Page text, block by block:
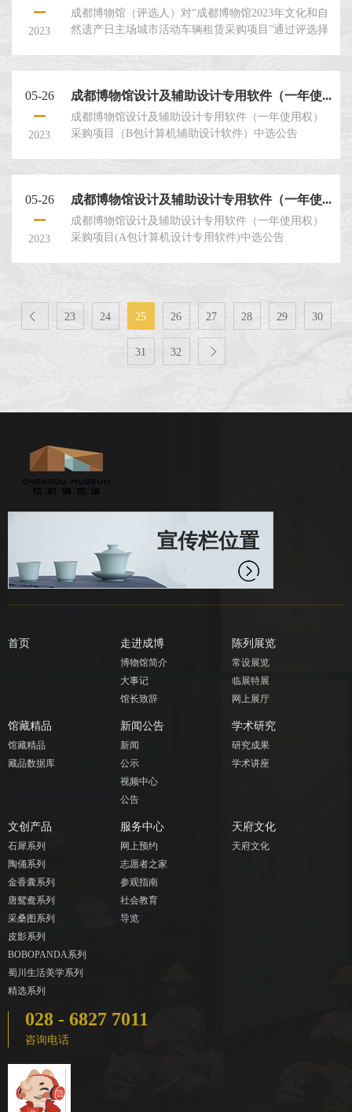
概况及要求”。评选申请人须对本项目的内容应作出实
质性响应并对评选文件要求的全部内容进行报价。
2023
成都博物馆（评选人）对“成都博物馆2023年文化和自
然遗产日主场城市活动车辆租赁采购项目”通过评选择
然遗产日主场城市活动车辆租赁采购项目。三、项目
情况：具体内容见本评选文件第四章：“项目概况及要
求”。
05-26
2023
成都博物馆设计及辅助设计专用软件（一年使...
成都博物馆设计及辅助设计专用软件（一年使用权）
采购项目（B包计算机辅助设计软件）中选公告
05-26
2023
成都博物馆设计及辅助设计专用软件（一年使...
成都博物馆设计及辅助设计专用软件（一年使用权）
采购项目(A包计算机设计专用软件)中选公告
 23 24 25 26 27 28 29 30
31 32 
宣传栏位置
首页 走进成博
博物馆简介
大事记
馆长致辞
陈列展览
常设展览
临展特展
网上展厅
馆藏精品
馆藏精品
藏品数据库
新闻公告
新闻
公示
视频中心
公告
学术研究
研究成果
学术讲座
文创产品
石犀系列
陶俑系列
金香囊系列
唐鸳鸯系列
采桑图系列
皮影系列
BOBOPANDA系列
蜀川生活美学系列
精选系列
服务中心
网上预约
志愿者之家
参观指南
社会教育
导览
天府文化
天府文化
028 - 6827 7011
咨询电话